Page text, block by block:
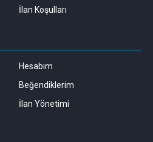
İlan Koşulları
Hesabım
Beğendiklerim
İlan Yönetimi